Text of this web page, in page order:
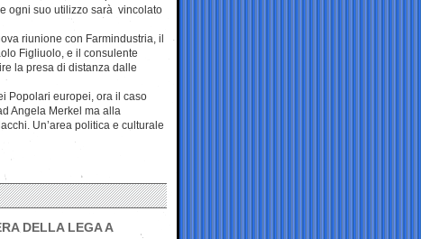
ogni suo utilizzo sarà vincolato
riunione con Farmindustria, il
Figliuolo, e il consulente
la presa di distanza dalle
Popolari europei, ora il caso
Angela Merkel ma alla
Un’area politica e culturale
DELLA LEGA A